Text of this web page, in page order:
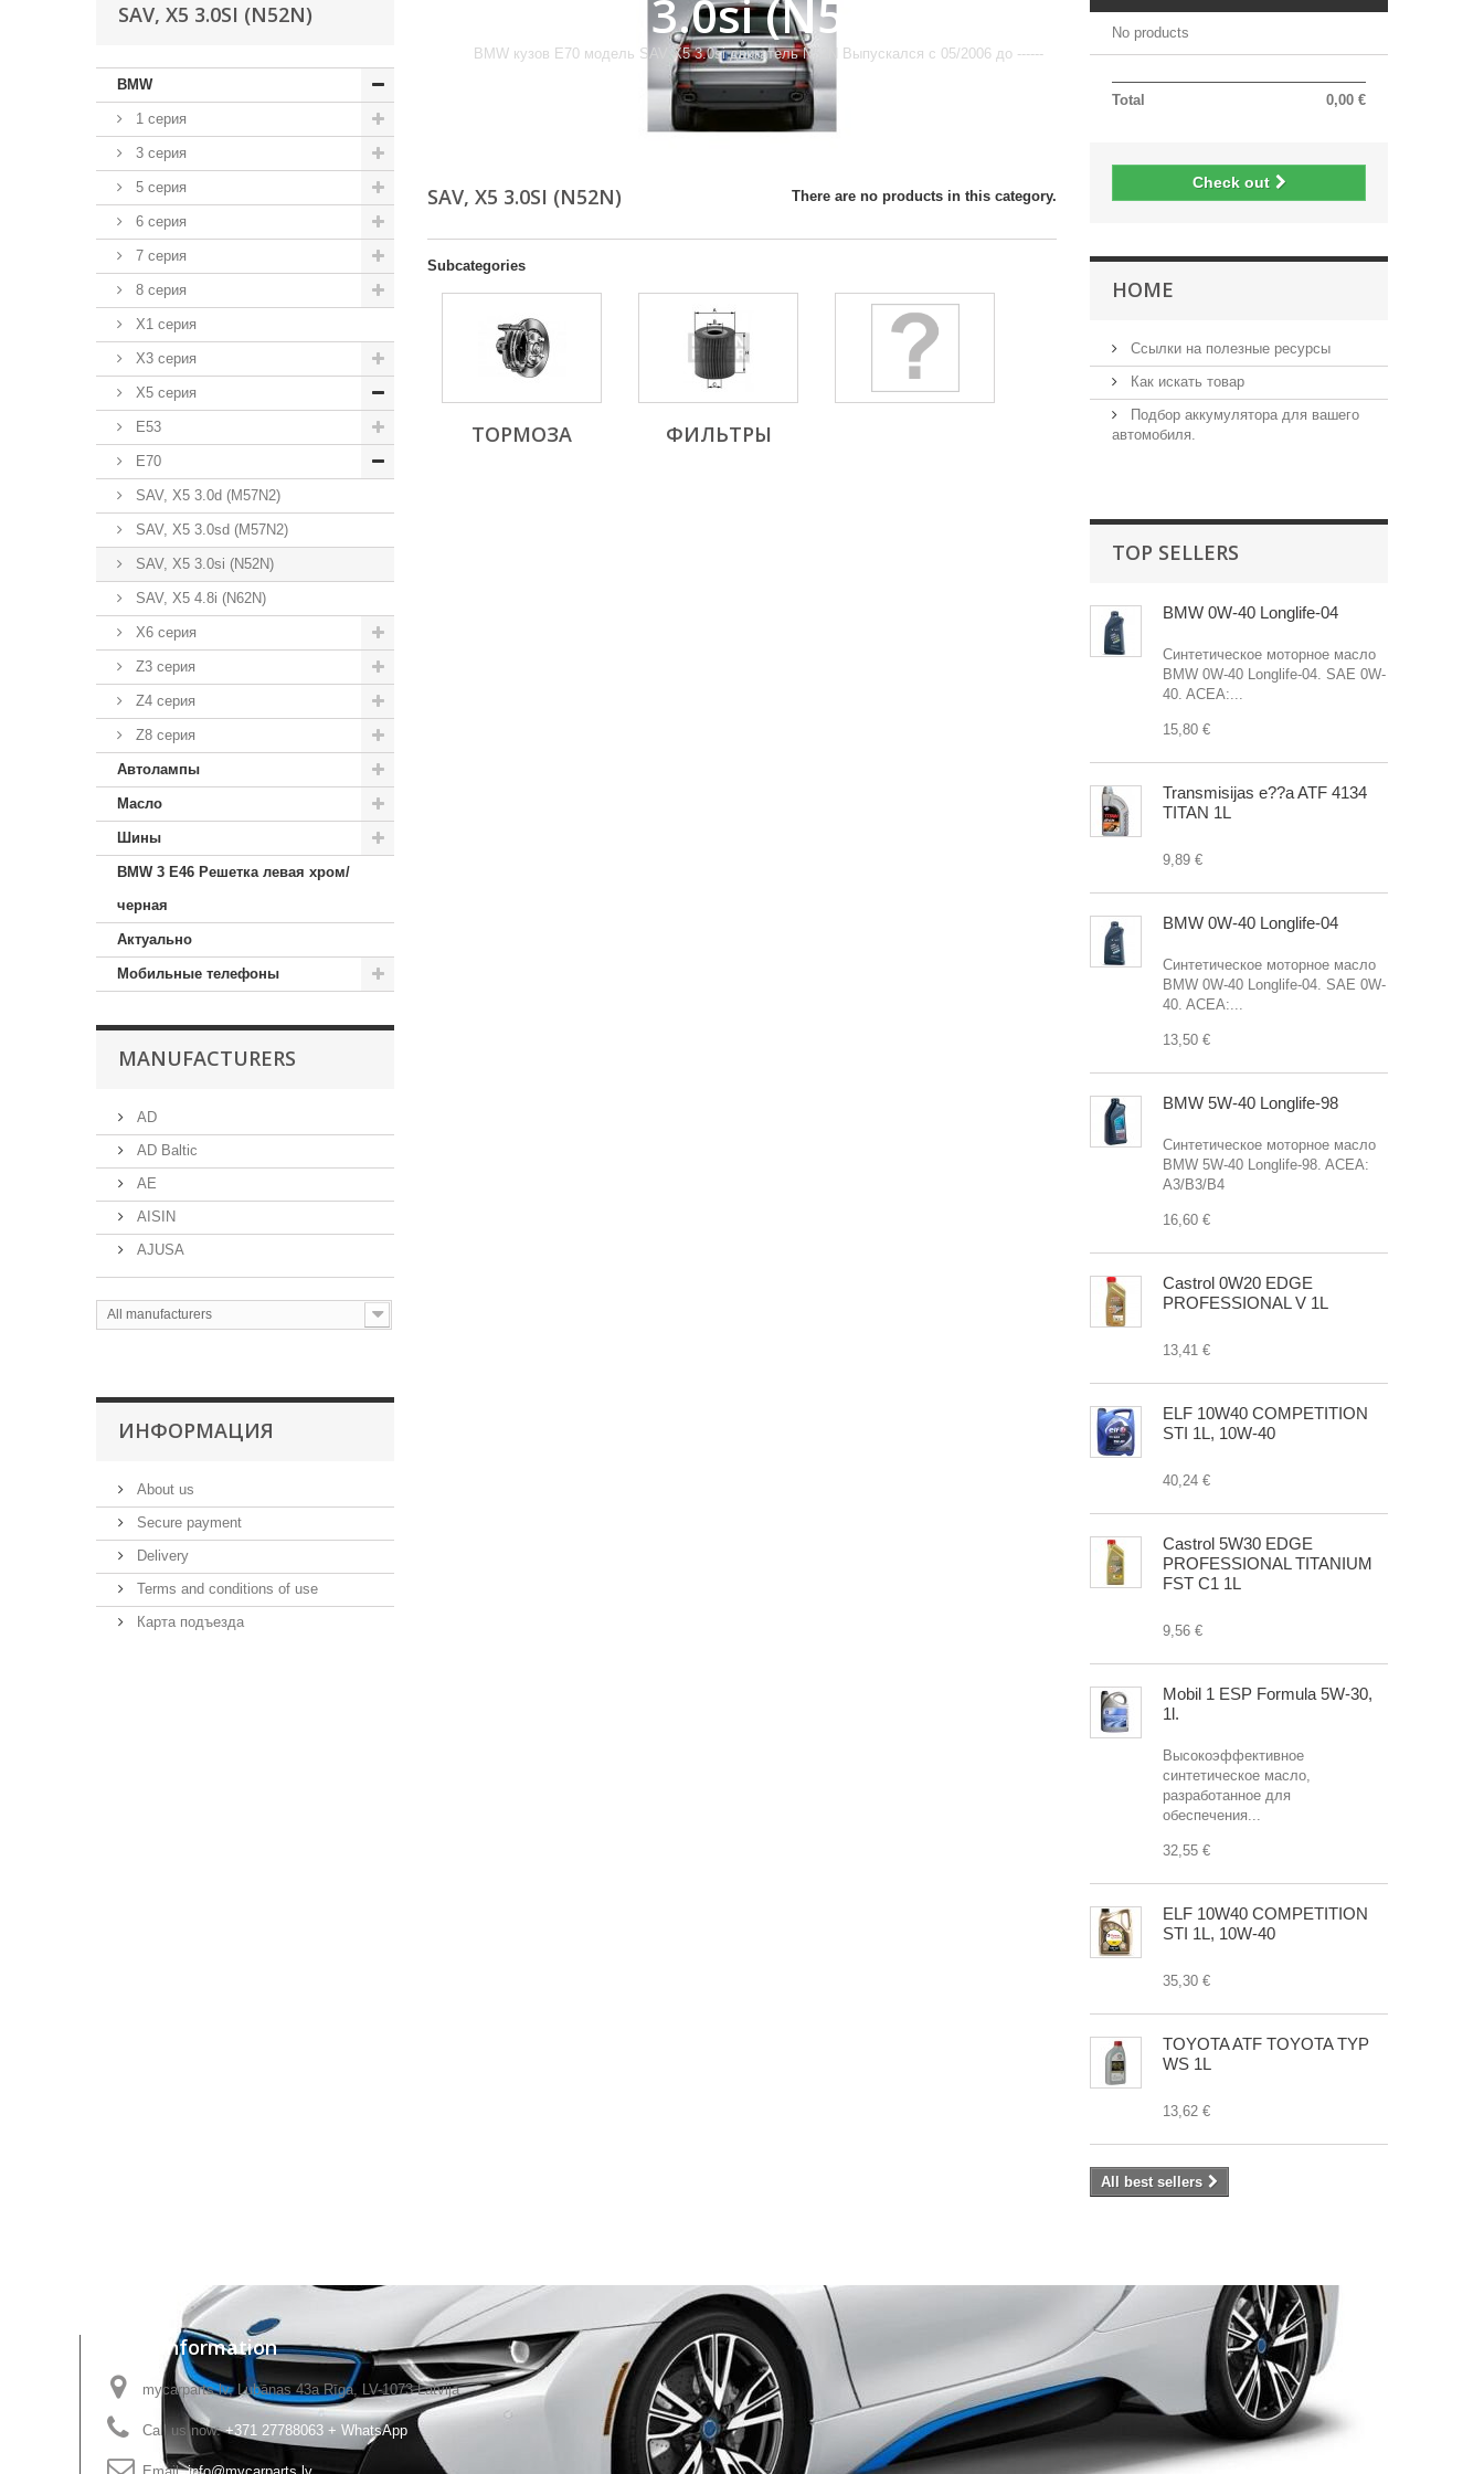
SAV, X5 3.0SI (N52N)
BMW
1 серия
3 серия
5 серия
6 серия
7 серия
8 серия
X1 серия
X3 серия
X5 серия
E53
E70
SAV, X5 3.0d (M57N2)
SAV, X5 3.0sd (M57N2)
SAV, X5 3.0si (N52N)
SAV, X5 4.8i (N62N)
X6 серия
Z3 серия
Z4 серия
Z8 серия
Автолампы
Масло
Шины
BMW 3 E46 Решетка левая хром/
черная
Актуально
Мобильные телефоны
MANUFACTURERS
AD
AD Baltic
AE
AISIN
AJUSA
All manufacturers
ИНФОРМАЦИЯ
About us
Secure payment
Delivery
Terms and conditions of use
Карта подъезда
SAV, X5 3.0si (N52N)
BMW кузов E70 модель SAV X5 3.0si двигатель N52N Выпускался с 05/2006 до ------
SAV, X5 3.0SI (N52N) There are no products in this category.
Subcategories
ТОРМОЗА ФИЛЬТРЫ
No products
0,00 €
Total
Check out
HOME
Ссылки на полезные ресурсы
Как искать товар
Подбор аккумулятора для вашего
автомобиля.
TOP SELLERS
BMW 0W-40 Longlife-04
Синтетическое моторное масло
BMW 0W-40 Longlife-04. SAE 0W-
40. ACEA:...
15,80 €
Transmisijas e??a ATF 4134
TITAN 1L
9,89 €
BMW 0W-40 Longlife-04
Синтетическое моторное масло
BMW 0W-40 Longlife-04. SAE 0W-
40. ACEA:...
13,50 €
BMW 5W-40 Longlife-98
Синтетическое моторное масло
BMW 5W-40 Longlife-98. ACEA:
A3/B3/B4
16,60 €
Castrol 0W20 EDGE
PROFESSIONAL V 1L
13,41 €
ELF 10W40 COMPETITION
STI 1L, 10W-40
40,24 €
Castrol 5W30 EDGE
PROFESSIONAL TITANIUM
FST C1 1L
9,56 €
Mobil 1 ESP Formula 5W-30,
1l.
Высокоэффективное
синтетическое масло,
разработанное для
обеспечения...
32,55 €
ELF 10W40 COMPETITION
STI 1L, 10W-40
35,30 €
TOYOTA ATF TOYOTA TYP
WS 1L
13,62 €
All best sellers
Store Information
mycarparts.lv, Lubānas 43a Rīga, LV-1073 Latvija
Call us now:+371 27788063 + WhatsApp